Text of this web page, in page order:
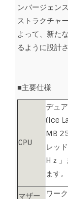
ンバージェン
ストラクチャ
よって、新た
るように設計
■主要仕様
CPU
デュ
(Ice
MB
レッ
Hｚ
ます
マザー
ワー